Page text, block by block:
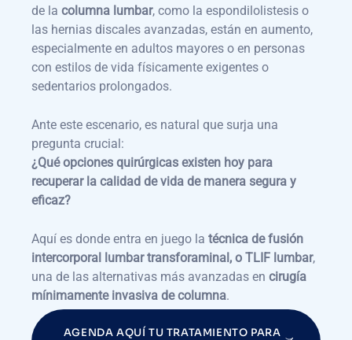
de la columna lumbar, como la espondilolistesis o
las hernias discales avanzadas, están en aumento,
especialmente en adultos mayores o en personas
con estilos de vida físicamente exigentes o
sedentarios prolongados.
Ante este escenario, es natural que surja una
pregunta crucial:
¿Qué opciones quirúrgicas existen hoy para
recuperar la calidad de vida de manera segura y
eficaz?
Aquí es donde entra en juego la técnica de fusión
intercorporal lumbar transforaminal, o TLIF lumbar,
una de las alternativas más avanzadas en cirugía
mínimamente invasiva de columna.
AGENDA AQUÍ TU TRATAMIENTO PARA